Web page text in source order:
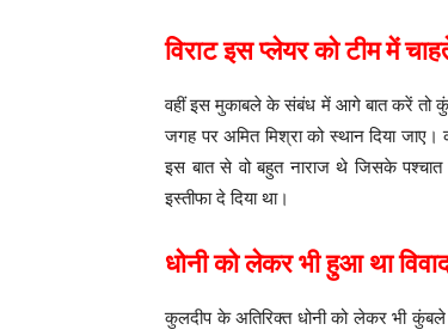
विराट इस प्लेयर को टीम में
वहीं इस मुकाबले के संबंध में आगे बात करें तो
जगह पर अमित मिश्रा को स्थान दिया
इस बात से वो बहुत नाराज थे जिसके
इस्तीफा दे दिया था।
धोनी को लेकर भी हुआ था
कुलदीप के अतिरिक्त धोनी को लेकर भी कुंबले